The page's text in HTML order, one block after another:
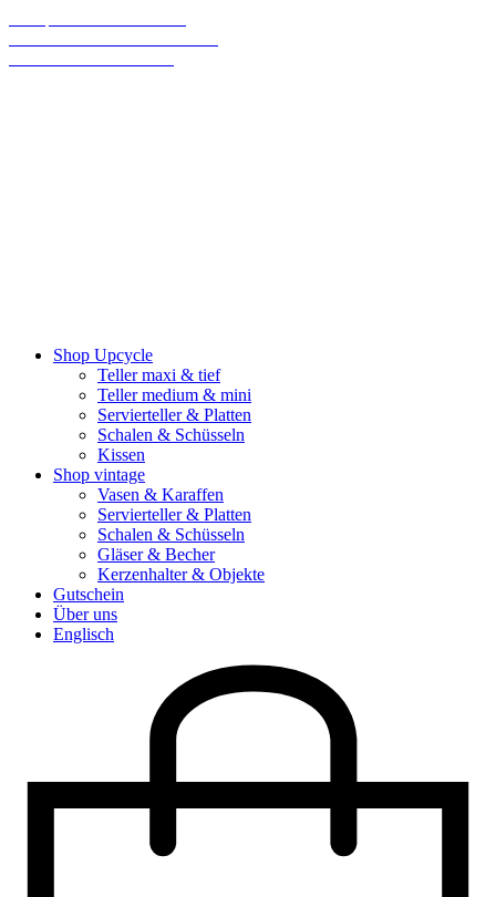
Shop Upcycle
Teller maxi & tief
Teller medium & mini
Servierteller & Platten
Schalen & Schüsseln
Kissen
Shop vintage
Vasen & Karaffen
Servierteller & Platten
Schalen & Schüsseln
Gläser & Becher
Kerzenhalter & Objekte
Gutschein
Über uns
Englisch